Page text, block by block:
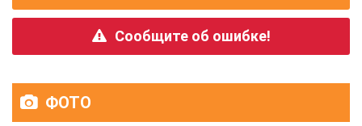
Сообщите об ошибке!
ФОТО